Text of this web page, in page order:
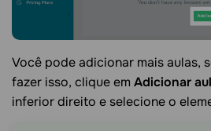
Você pode adicionar mais aulas,
fazer isso, clique em Adicionar
inferior direito e selecione o